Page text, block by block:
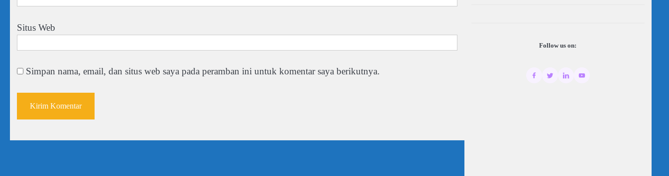
Situs Web
Simpan nama, email, dan situs web saya pada peramban ini untuk komentar saya berikutnya.
Follow us on: